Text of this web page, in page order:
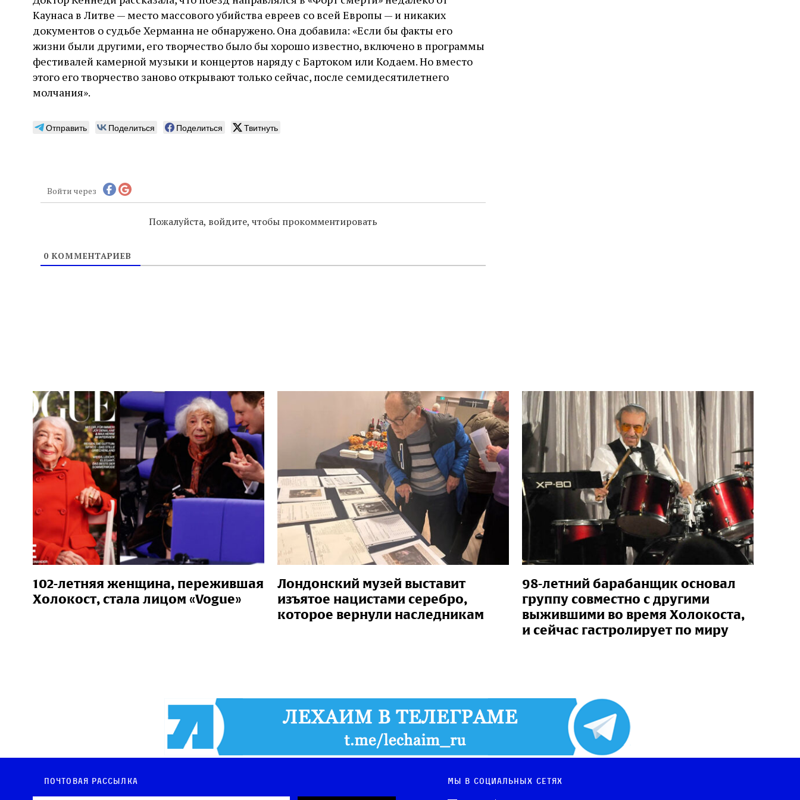
Каунаса в Литве — место массового убийства евреев со всей Европы — и никаких
документов о судьбе Херманна не обнаружено. Она добавила: «Если бы факты его
жизни были другими, его творчество было бы хорошо известно, включено в программы
фестивалей камерной музыки и концертов наряду с Бартоком или Кодаем. Но вместо
этого его творчество заново открывают только сейчас, после семидесятилетнего
молчания».
Отправить Поделиться Поделиться Твитнуть
Войти через
Пожалуйста, войдите, чтобы прокомментировать
0КОММЕНТАРИЕВ
102-летняя женщина, пережившая
Холокост, стала лицом «Vogue»
Лондонский музей выставит
изъятое нацистами серебро,
которое вернули наследникам
98-летний барабанщик основал
группу совместно с другими
выжившими во время Холокоста,
и сейчас гастролирует по миру
Почтовая рассылка Мы в социальных сетях